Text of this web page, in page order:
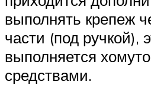
выполнять крепеж
части (под ручкой),
выполняется
средствами.